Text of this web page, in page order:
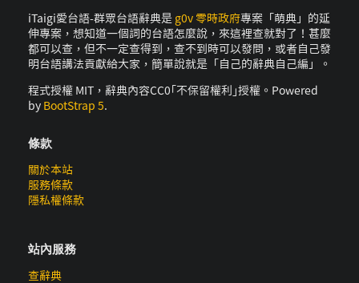
iTaigi愛台語-群眾台語辭典是 g0v 零時政府專案「萌典」的延
伸專案，想知道一個詞的台語怎麼說，來這裡查就對了！甚麼
都可以查，但不一定查得到，查不到時可以發問，或者自己發
明台語講法貢獻給大家，簡單說就是「自己的辭典自己編」。
程式授權 MIT，辭典內容CC0｢不保留權利｣授權。Powered
by BootStrap 5.
條款
關於本站
服務條款
隱私權條款
站內服務
查辭典